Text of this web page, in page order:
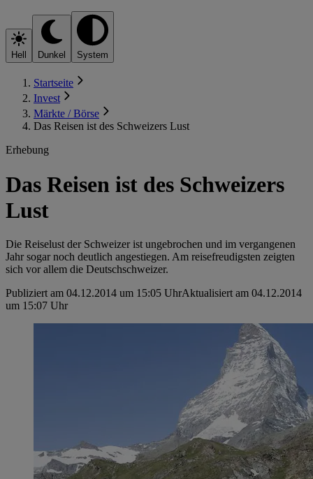
Hell Dunkel System
Startseite
Invest
Märkte / Börse
Das Reisen ist des Schweizers Lust
Erhebung
Das Reisen ist des Schweizers
Lust
Die Reiselust der Schweizer ist ungebrochen und im vergangenen
Jahr sogar noch deutlich angestiegen. Am reisefreudigsten zeigten
sich vor allem die Deutschschweizer.
Publiziert am 04.12.2014 um 15:05 UhrAktualisiert am 04.12.2014
um 15:07 Uhr